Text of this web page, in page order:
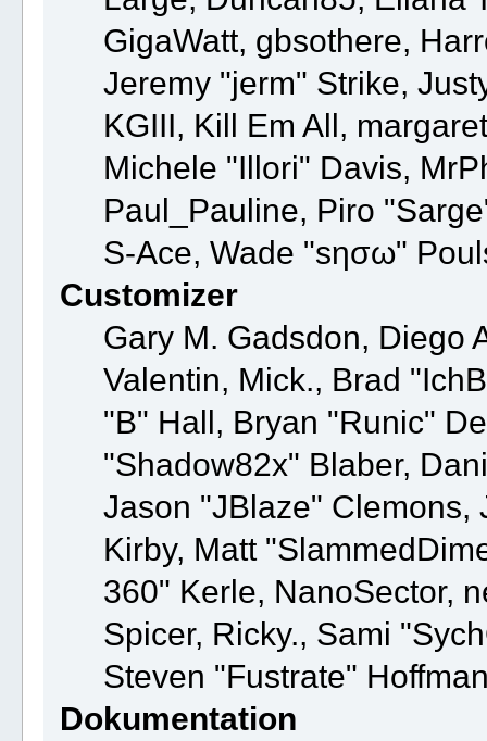
GigaWatt, gbsothere,
Jeremy "jerm" Strike,
KGIII, Kill Em All,
Michele "Illori" Davis,
Paul_Pauline, Piro
S-Ace, Wade "sησω"
Customizer
Gary M. Gadsdon, Diego
Valentin, Mick., Brad
"B" Hall, Bryan "Runic"
"Shadow82x" Blaber,
Jason "JBlaze"
Kirby, Matt
360" Kerle, NanoSector,
Spicer, Ricky., Sami
Steven "Fustrate"
Dokumentation